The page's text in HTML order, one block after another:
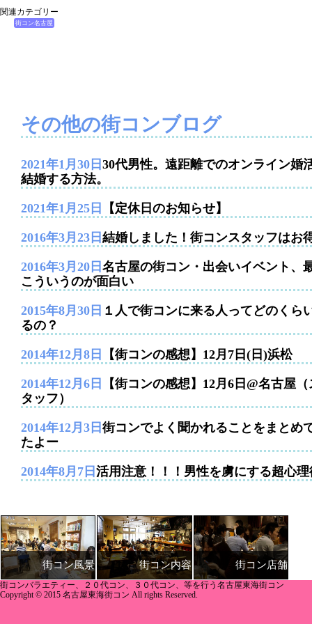
関連カテゴリー
街コン名古屋
その他の街コンブログ
2021年1月30日 30代男性。遠距離でのオンライン婚
結婚する方法。
2021年1月25日 【定休日のお知らせ】
2016年3月23日 結婚しました！街コンスタッフはお
2016年3月20日 名古屋の街コン・出会いイベント、
こういうのが面白い
2015年8月30日 １人で街コンに来る人ってどのくら
るの？
2014年12月8日 【街コンの感想】12月7日(日)浜松
2014年12月6日
【街コンの感想】12月6日@名古屋（
タッフ）
2014年12月3日 街コンでよく聞かれることをまとめ
たよー
2014年8月7日 活用注意！！！男性を虜にする超心理
街コン風景 街コン内容 街コン店舗
街コンバラエティー、２０代コン、３０代コン、等を行う名古屋東海街コン
Copyright © 2015 名古屋東海街コン All rights Reserved.